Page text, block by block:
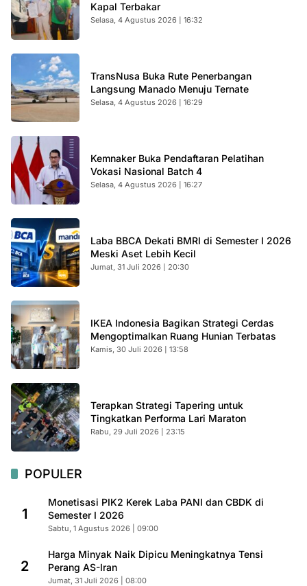
Kapal Terbakar
Selasa, 4 Agustus 2026 | 16:32
TransNusa Buka Rute Penerbangan
Langsung Manado Menuju Ternate
Selasa, 4 Agustus 2026 | 16:29
Kemnaker Buka Pendaftaran Pelatihan
Vokasi Nasional Batch 4
Selasa, 4 Agustus 2026 | 16:27
Laba BBCA Dekati BMRI di Semester I 2026
Meski Aset Lebih Kecil
Jumat, 31 Juli 2026 | 20:30
IKEA Indonesia Bagikan Strategi Cerdas
Mengoptimalkan Ruang Hunian Terbatas
Kamis, 30 Juli 2026 | 13:58
Terapkan Strategi Tapering untuk
Tingkatkan Performa Lari Maraton
Rabu, 29 Juli 2026 | 23:15
POPULER
1
Monetisasi PIK2 Kerek Laba PANI dan CBDK di
Semester I 2026
Sabtu, 1 Agustus 2026 | 09:00
2
Harga Minyak Naik Dipicu Meningkatnya Tensi
Perang AS-Iran
Jumat, 31 Juli 2026 | 08:00